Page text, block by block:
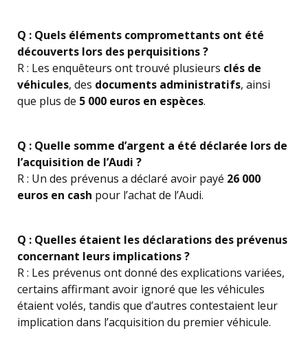
Q : Quels éléments compromettants ont été
découverts lors des perquisitions ?
R : Les enquêteurs ont trouvé plusieurs clés de
véhicules, des documents administratifs, ainsi
que plus de 5 000 euros en espèces.
Q : Quelle somme d’argent a été déclarée lors de
l’acquisition de l’Audi ?
R : Un des prévenus a déclaré avoir payé 26 000
euros en cash pour l’achat de l’Audi.
Q : Quelles étaient les déclarations des prévenus
concernant leurs implications ?
R : Les prévenus ont donné des explications variées,
certains affirmant avoir ignoré que les véhicules
étaient volés, tandis que d’autres contestaient leur
implication dans l’acquisition du premier véhicule.